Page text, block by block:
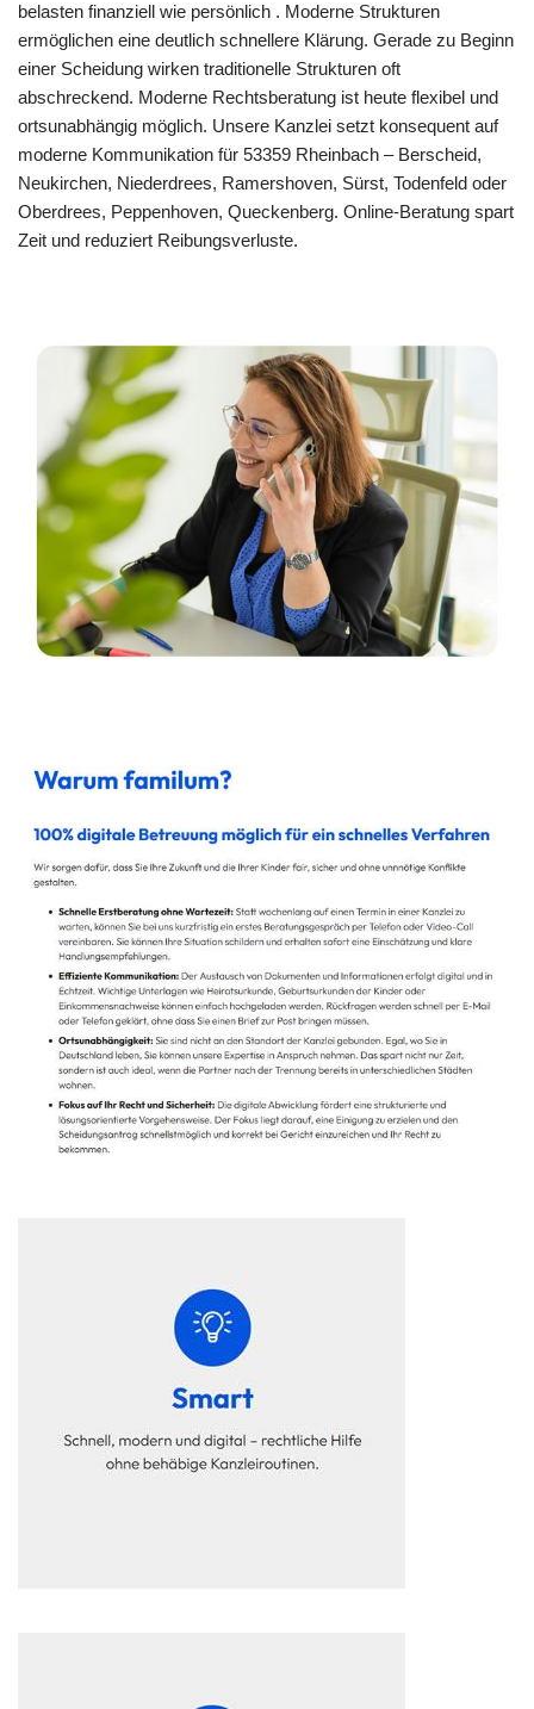
belasten finanziell wie persönlich . Moderne Strukturen
ermöglichen eine deutlich schnellere Klärung. Gerade zu Beginn
einer Scheidung wirken traditionelle Strukturen oft
abschreckend. Moderne Rechtsberatung ist heute flexibel und
ortsunabhängig möglich. Unsere Kanzlei setzt konsequent auf
moderne Kommunikation für 53359 Rheinbach – Berscheid,
Neukirchen, Niederdrees, Ramershoven, Sürst, Todenfeld oder
Oberdrees, Peppenhoven, Queckenberg. Online-Beratung spart
Zeit und reduziert Reibungsverluste.